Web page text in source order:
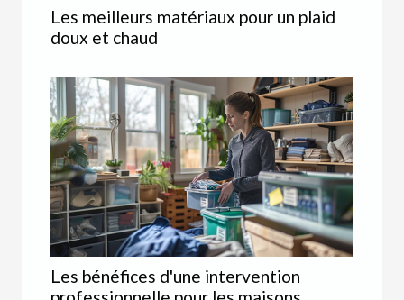
Les meilleurs matériaux pour un plaid
doux et chaud
Les bénéfices d'une intervention